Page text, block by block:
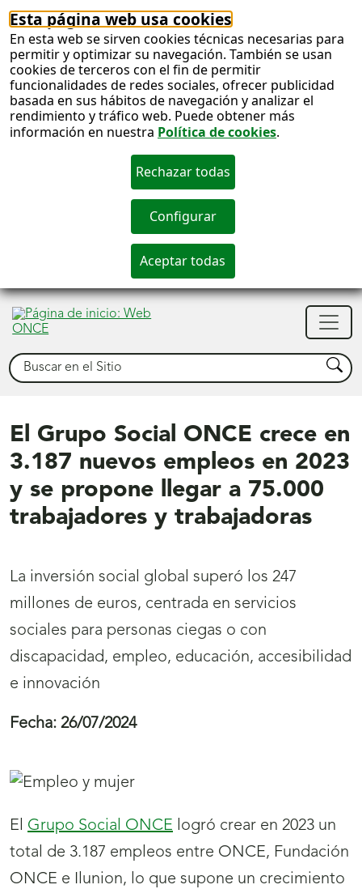
Esta página web usa cookies
En esta web se sirven cookies técnicas necesarias para
permitir y optimizar su navegación. También se usan
cookies de terceros con el fin de permitir
funcionalidades de redes sociales, ofrecer publicidad
basada en sus hábitos de navegación y analizar el
rendimiento y tráfico web. Puede obtener más
información en nuestra Política de cookies.
Buscar Buscar
El Grupo Social ONCE crece en
3.187 nuevos empleos en 2023
y se propone llegar a 75.000
trabajadores y trabajadoras
La inversión social global superó los 247
millones de euros, centrada en servicios
sociales para personas ciegas o con
discapacidad, empleo, educación, accesibilidad
e innovación
Fecha: 26/07/2024
El Grupo Social ONCE logró crear en 2023 un
total de 3.187 empleos entre ONCE, Fundación
ONCE e Ilunion, lo que supone un crecimiento